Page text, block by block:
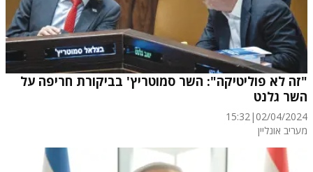
"זה לא פוליטיקה": השר סמוטריץ' בביקורת חריפה על
השר גלנט
02/04/2024
|
15:32
מעריב אונליין